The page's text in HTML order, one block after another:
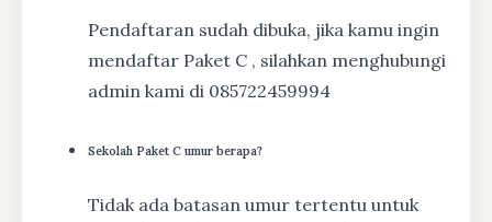
Pendaftaran sudah dibuka, jika kamu ingin
mendaftar Paket C , silahkan menghubungi
admin kami di 085722459994
Sekolah Paket C umur berapa?
Tidak ada batasan umur tertentu untuk